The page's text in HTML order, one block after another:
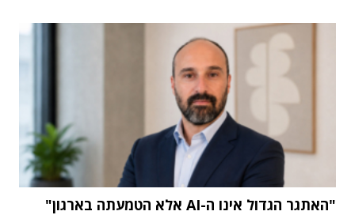
"האתגר הגדול אינו ה-AI אלא הטמעתה בארגון"